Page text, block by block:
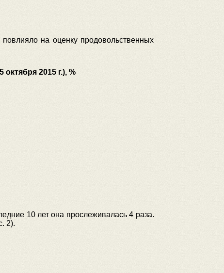
на оценку продовольственных
2015 г.), %
10 лет она прослеживалась 4 раза.
2).